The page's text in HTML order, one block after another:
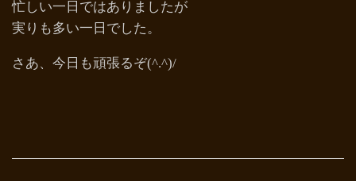
忙しい一日ではありましたが
実りも多い一日でした。
さあ、今日も頑張るぞ(^.^)/